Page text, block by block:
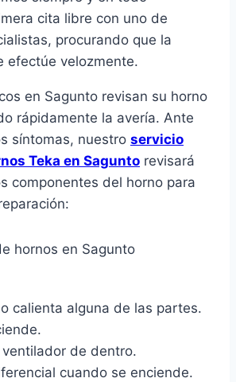
cita libre con uno de
procurando que la
efectúe velozmente.
en Sagunto revisan su horno
rápidamente la avería. Ante
síntomas, nuestro servicio
Teka en Sagunto revisará
componentes del horno para
calienta alguna de las partes.
de dentro.
cuando se enciende.